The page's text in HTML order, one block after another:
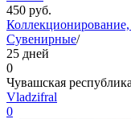
450 руб.
Сувенирные/
25 дней
0
Чувашская
Vladzifral
0